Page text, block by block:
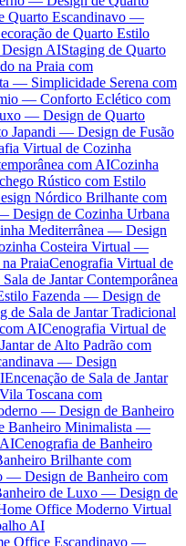
Quarto Escandinavo —
de Quarto Estilo
AIStaging de Quarto
na Praia com
— Simplicidade Serena com
— Conforto Eclético com
— Design de Quarto
Japandi — Design de Fusão
Virtual de Cozinha
com AICozinha
Rústico com Estilo
Nórdico Brilhante com
Design de Cozinha Urbana
Mediterrânea — Design
Costeira Virtual —
PraiaCenografia Virtual de
de Jantar Contemporânea
Fazenda — Design de
de Sala de Jantar Tradicional
AICenografia Virtual de
de Alto Padrão com
— Design
Encenação de Sala de Jantar
Toscana com
— Design de Banheiro
Banheiro Minimalista —
Cenografia de Banheiro
Brilhante com
— Design de Banheiro com
de Luxo — Design de
Office Moderno Virtual
AI
Office Escandinavo —